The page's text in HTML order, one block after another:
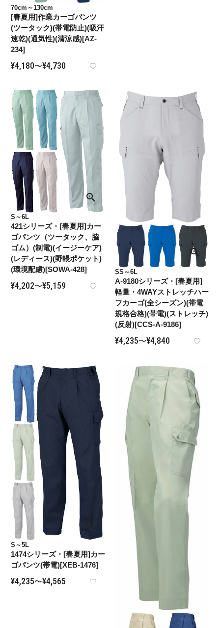
70cm～130cm
[春夏用]作業カーゴパンツ
(ツータック)(帯電防止)(吸汗
速乾)(通気性)(清涼感)[AZ-
234]
¥4,180〜¥4,730
S～6L
421シリーズ・[春夏用]カー
ゴパンツ（ツータック、脇
ゴム）(制電)(イージーケア)
(レディース)(野帳ポケット)
(環境配慮)[SOWA-428]
¥4,202〜¥5,159
SS～6L
A-9180シリーズ・[春夏用]
軽量・4WAYストレッチハー
フカーゴ(全シーズン)(帯電
規格合格)(帯電)(ストレッチ)
(反射)[CCS-A-9186]
¥4,235〜¥4,840
S～5L
1474シリーズ・[春夏用]カー
ゴパンツ(帯電)[XEB-1476]
¥4,235〜¥4,565